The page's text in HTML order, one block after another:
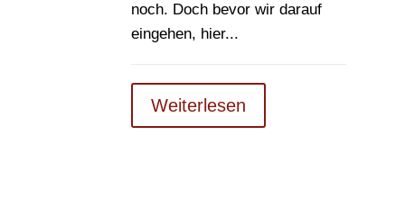
noch. Doch bevor wir darauf
eingehen, hier...
Weiterlesen